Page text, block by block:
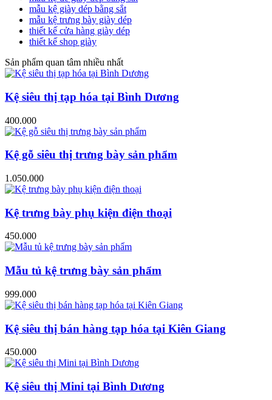
mẫu kệ giày dép bằng sắt
mẫu kệ trưng bày giày dép
thiết kế cửa hàng giày dép
thiết kế shop giày
Sản phẩm quan tâm nhiều nhất
Kệ siêu thị tạp hóa tại Bình Dương
400.000
Kệ gỗ siêu thị trưng bày sản phẩm
1.050.000
Kệ trưng bày phụ kiện điện thoại
450.000
Mẫu tủ kệ trưng bày sản phẩm
999.000
Kệ siêu thị bán hàng tạp hóa tại Kiên Giang
450.000
Kệ siêu thị Mini tại Bình Dương